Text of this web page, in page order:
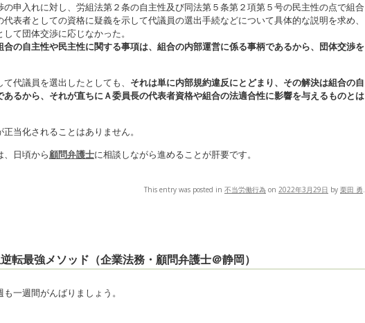
申入れに対し、労組法第２条の自主性及び同法第５条第２項第５号の民主性の点で組合
表者としての資格に疑義を示して代議員の選出手続などについて具体的な説明を求め、
て団体交渉に応じなかった。
合の自主性や民主性に関する事項は、組合の内部運営に係る事柄であるから、団体交渉を
代議員を選出したとしても、 それは単に内部規約違反にとどまり、その解決は組合の自
るから、それが直ちにＡ委員長の代表者資格や組合の法適合性に影響を与えるものとは
当化されることはありません。
、日頃から顧問弁護士に相談しながら進めることが肝要です。
This entry was posted in 不当労働行為 on 2022年3月29日 by 栗田 勇.
最強メソッド（企業法務・顧問弁護士＠静岡）
一週間がんばりましょう。